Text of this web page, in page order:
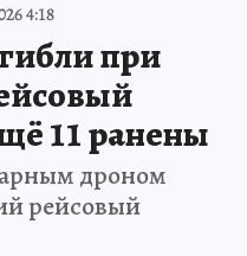
4:18
при
11 ранены
дроном
рейсовый